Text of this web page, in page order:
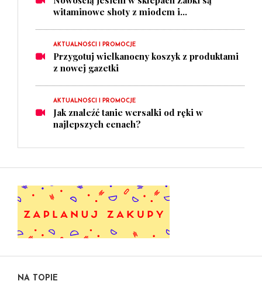
witaminowe shoty z miodem i...
AKTUALNOŚCI I PROMOCJE
Przygotuj wielkanocny koszyk z produktami
z nowej gazetki
AKTUALNOŚCI I PROMOCJE
Jak znaleźć tanie wersalki od ręki w
najlepszych cenach?
NA TOPIE